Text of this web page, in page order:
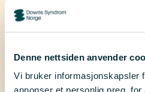
Denne nettsiden anvender
Vi bruker informasjonskapsler
annonser et personlig preg,